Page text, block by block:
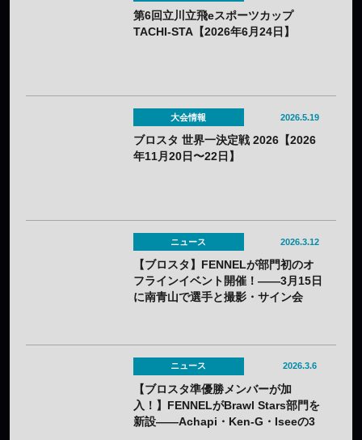
第6回立川立飛eスポーツカップ
TACHI-STA【2026年6月24日】
大会情報 2026.5.19
ブロスタ 世界一決定戦 2026【2026
年11月20日〜22日】
ニュース 2026.3.12
【ブロスタ】FENNELが部門初のオ
フラインイベント開催！——3月15日
に南青山で選手と撮影・サイン会
ニュース 2026.3.6
【ブロスタ準優勝メンバーが加
入！】FENNELがBrawl Stars部門を
新設——Achapi・Ken-G・Iseeの3